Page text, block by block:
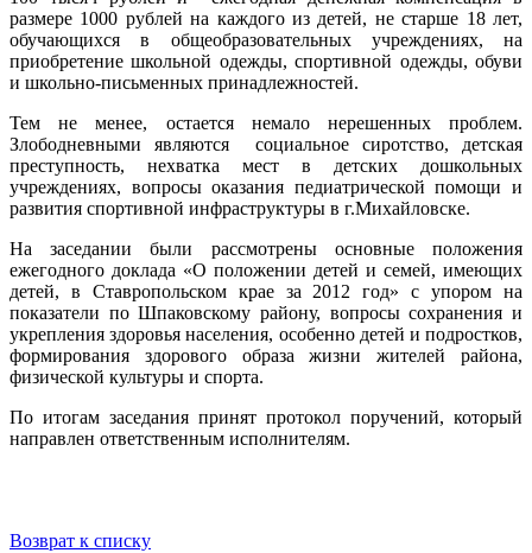
размере 1000 рублей на каждого из детей, не старше 18 лет,
обучающихся в общеобразовательных учреждениях, на
приобретение школьной одежды, спортивной одежды, обуви
и школьно-письменных принадлежностей.
Тем не менее, остается немало нерешенных проблем.
Злободневными являются социальное сиротство, детская
преступность, нехватка мест в детских дошкольных
учреждениях, вопросы оказания педиатрической помощи и
развития спортивной инфраструктуры в г.Михайловске.
На заседании были рассмотрены основные положения
ежегодного доклада «О положении детей и семей, имеющих
детей, в Ставропольском крае за 2012 год» с упором на
показатели по Шпаковскому району, вопросы сохранения и
укрепления здоровья населения, особенно детей и подростков,
формирования здорового образа жизни жителей района,
физической культуры и спорта.
По итогам заседания принят протокол поручений, который
направлен ответственным исполнителям.
Возврат к списку